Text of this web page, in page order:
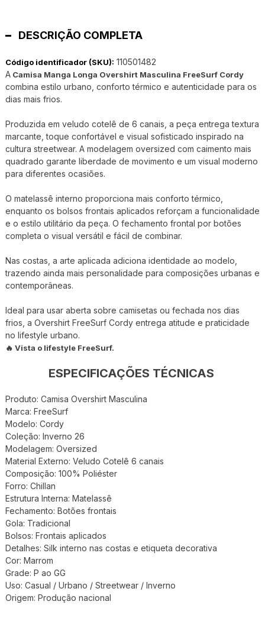
DESCRIÇÃO COMPLETA
Código identificador (SKU): 110501482
ACamisa Manga Longa Overshirt Masculina FreeSurf Cordy
combina estilo urbano, conforto térmico e autenticidade para os
dias mais frios.
Produzida em veludo cotelê de 6 canais, a peça entrega textura
marcante, toque confortável e visual sofisticado inspirado na
cultura streetwear. A modelagem oversized com caimento mais
quadrado garante liberdade de movimento e um visual moderno
para diferentes ocasiões.
O matelassê interno proporciona mais conforto térmico,
enquanto os bolsos frontais aplicados reforçam a funcionalidade
e o estilo utilitário da peça. O fechamento frontal por botões
completa o visual versátil e fácil de combinar.
Nas costas, a arte aplicada adiciona identidade ao modelo,
trazendo ainda mais personalidade para composições urbanas e
contemporâneas.
Ideal para usar aberta sobre camisetas ou fechada nos dias
frios, a Overshirt FreeSurf Cordy entrega atitude e praticidade
no lifestyle urbano.
🔥 Vista o lifestyle FreeSurf.
ESPECIFICAÇÕES TÉCNICAS
Produto: Camisa Overshirt Masculina
Marca: FreeSurf
Modelo: Cordy
Coleção: Inverno 26
Modelagem: Oversized
Material Externo: Veludo Cotelê 6 canais
Composição: 100% Poliéster
Forro: Chillan
Estrutura Interna: Matelassê
Fechamento: Botões frontais
Gola: Tradicional
Bolsos: Frontais aplicados
Detalhes: Silk interno nas costas e etiqueta decorativa
Cor: Marrom
Grade: P ao GG
Uso: Casual / Urbano / Streetwear / Inverno
Origem: Produção nacional